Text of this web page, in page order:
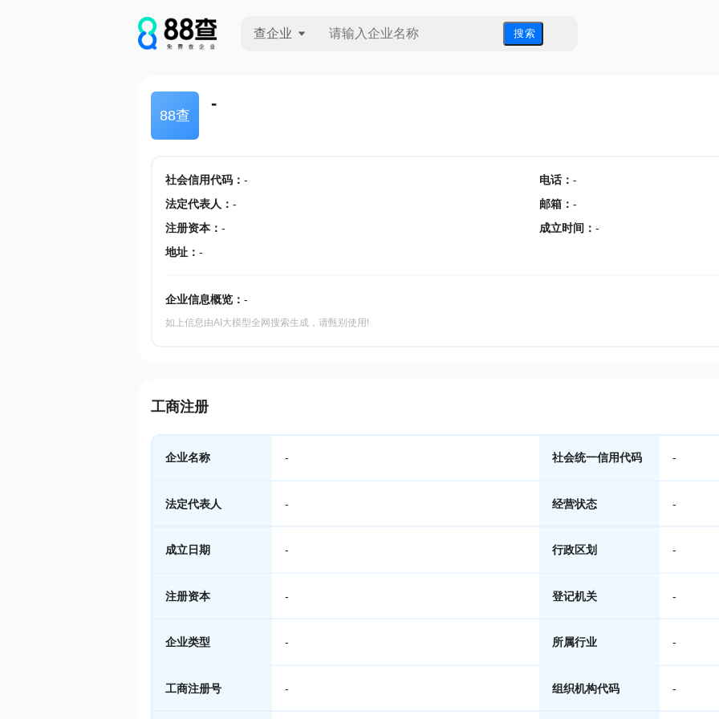
查企业 搜 索
88查
-
社会信用代码： - 电话： -
法定代表人 ： - 邮箱 ： -
注册资本： - 成立时间 ： -
地址： -
企业信息概览： -
如上信息由AI大模型全网搜索生成，请甄别使用!
工商注册
企业名称 - 社会统一信用代码 -
法定代表人 - 经营状态 -
成立日期 - 行政区划 -
注册资本 - 登记机关 -
企业类型 - 所属行业 -
工商注册号 - 组织机构代码 -